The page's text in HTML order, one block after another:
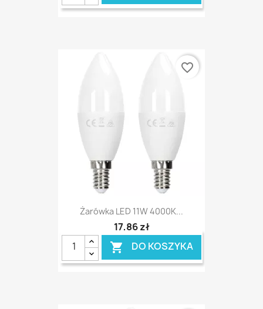
Żarówka LED 11W 4000K...
17,86 zł
 DO KOSZYKA
favorite_border